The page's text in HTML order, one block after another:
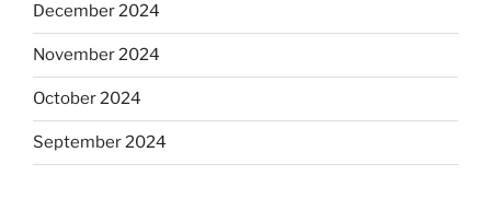
December 2024
November 2024
October 2024
September 2024